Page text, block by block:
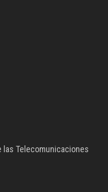
las Telecomunicaciones